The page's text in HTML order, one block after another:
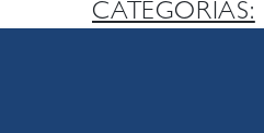
CATEGORIAS: